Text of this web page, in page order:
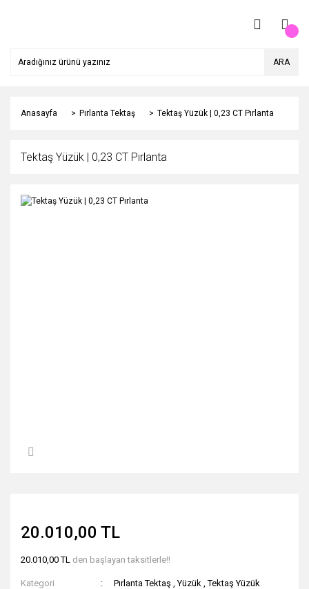
ARA
Anasayfa Pırlanta Tektaş Tektaş Yüzük | 0,23 CT Pırlanta
Tektaş Yüzük | 0,23 CT Pırlanta
20.010,00 TL
20.010,00 TL den başlayan taksitlerle!!
Kategori Pırlanta Tektaş ,Yüzük ,Tektaş Yüzük